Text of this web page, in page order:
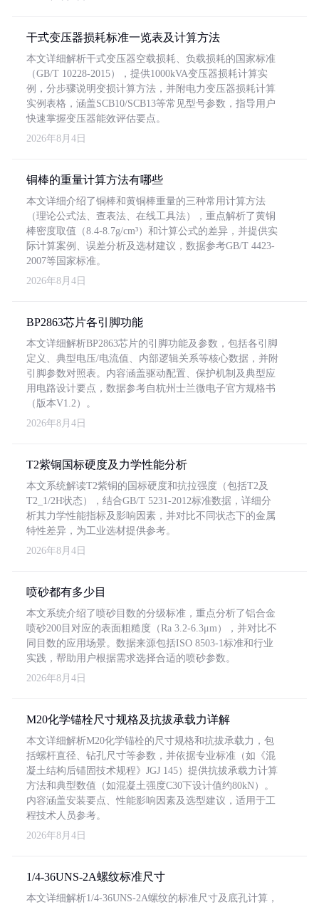
干式变压器损耗标准一览表及计算方法
本文详细解析干式变压器空载损耗、负载损耗的国家标准
（GB/T 10228-2015），提供1000kVA变压器损耗计算实
例，分步骤说明变损计算方法，并附电力变压器损耗计算
实例表格，涵盖SCB10/SCB13等常见型号参数，指导用户
快速掌握变压器能效评估要点。
2026年8月4日
铜棒的重量计算方法有哪些
本文详细介绍了铜棒和黄铜棒重量的三种常用计算方法
（理论公式法、查表法、在线工具法），重点解析了黄铜
棒密度取值（8.4-8.7g/cm³）和计算公式的差异，并提供实
际计算案例、误差分析及选材建议，数据参考GB/T 4423-
2007等国家标准。
2026年8月4日
BP2863芯片各引脚功能
本文详细解析BP2863芯片的引脚功能及参数，包括各引脚
定义、典型电压/电流值、内部逻辑关系等核心数据，并附
引脚参数对照表。内容涵盖驱动配置、保护机制及典型应
用电路设计要点，数据参考自杭州士兰微电子官方规格书
（版本V1.2）。
2026年8月4日
T2紫铜国标硬度及力学性能分析
本文系统解读T2紫铜的国标硬度和抗拉强度（包括T2及
T2_1/2H状态），结合GB/T 5231-2012标准数据，详细分
析其力学性能指标及影响因素，并对比不同状态下的金属
特性差异，为工业选材提供参考。
2026年8月4日
喷砂都有多少目
本文系统介绍了喷砂目数的分级标准，重点分析了铝合金
喷砂200目对应的表面粗糙度（Ra 3.2-6.3μm），并对比不
同目数的应用场景。数据来源包括ISO 8503-1标准和行业
实践，帮助用户根据需求选择合适的喷砂参数。
2026年8月4日
M20化学锚栓尺寸规格及抗拔承载力详解
本文详细解析M20化学锚栓的尺寸规格和抗拔承载力，包
括螺杆直径、钻孔尺寸等参数，并依据专业标准（如《混
凝土结构后锚固技术规程》JGJ 145）提供抗拔承载力计算
方法和典型数值（如混凝土强度C30下设计值约80kN）。
内容涵盖安装要点、性能影响因素及选型建议，适用于工
程技术人员参考。
2026年8月4日
1/4-36UNS-2A螺纹标准尺寸
本文详细解析1/4-36UNS-2A螺纹的标准尺寸及底孔计算，